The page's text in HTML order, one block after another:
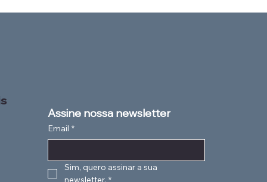
Assine nossa newsletter
Email *
Sim, quero assinar a sua
newsletter. *